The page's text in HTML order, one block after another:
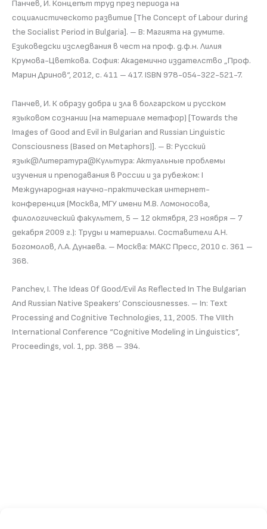
Панчев, И. Концепът труд през периода на
социалистическото развитие [The Concept of Labour during
the Socialist Period in Bulgaria]. – В: Магията на думите.
Езиковедски изследвания в чест на проф. д.ф.н. Лилия
Крумова-Цветкова. София: Академично издателство „Проф.
Марин Дринов“, 2012, с. 411 – 417. ISBN 978-054-322-521-7.
Панчев, И. К образу добра и зла в болгарском и русском
языковом сознании (на материале метафор) [Towards the
Images of Good and Evil in Bulgarian and Russian Linguistic
Consciousness (Based on Metaphors)]. – В: Русский
язык@Литература@Культура: Актуальные проблемы
изучения и преподавания в России и за рубежом: I
Международная научно-практическая интернет-
конференция (Москва, МГУ имени М.В. Ломоносова,
филологический факультет, 5 – 12 октября, 23 ноября – 7
декабря 2009 г.): Труды и материалы. Составители А.Н.
Богомолов, Л.А. Дунаева. – Москва: МАКС Пресс, 2010 с. 361 –
368.
Panchev, I. The Ideas Of Good/Evil As Reflected In The Bulgarian
And Russian Native Speakers’ Consciousnesses. – In: Text
Processing and Cognitive Technologies, 11, 2005. The VIIth
International Conference “Cognitive Modeling in Linguistics”,
Proceedings, vol. 1, pp. 388 – 394.